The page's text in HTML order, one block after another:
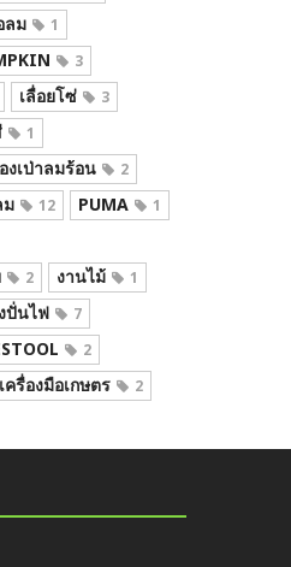
ลม 1
3
เลื่อยโซ่ 3
1
งเป่าลมร้อน 2
12 PUMA 1
2 งานไม้ 1
ปั่นไฟ 7
2
เครื่องมือเกษตร 2